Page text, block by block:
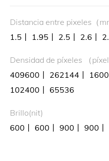
Distancia entre pixeles（
1.5丨 1.95丨 2.5丨 2.6丨
Densidad de píxeles （
409600丨 262144丨
102400丨 65536
Brillo(nit)
600丨 600丨 900丨 900